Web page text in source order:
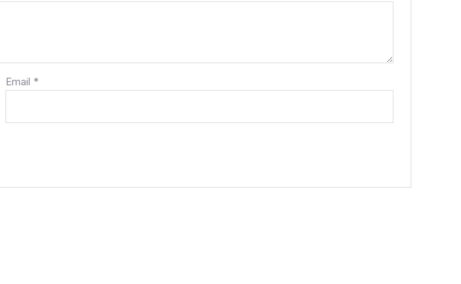
Email *